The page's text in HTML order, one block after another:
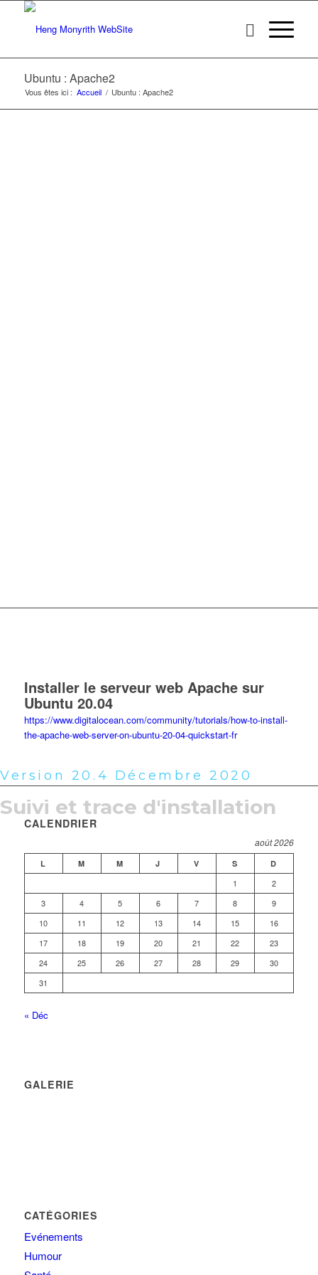
Ubuntu : Apache2
Vous êtes ici : Accueil / Ubuntu : Apache2
Version 20.4 Décembre 2020
Suivi et trace d'installation
Installer le serveur web Apache sur
Ubuntu 20.04
https://www.digitalocean.com/community/tutorials/how-to-install-
the-apache-web-server-on-ubuntu-20-04-quickstart-fr
CALENDRIER
août 2026
L M M J V S D
1
2
3
4 5 6 7 8
9
10
11 12 13 14 15
16
17
18 19 20 21 22
23
24
25 26 27 28 29
30
31
« Déc
GALERIE
CATÉGORIES
Evénements
Humour